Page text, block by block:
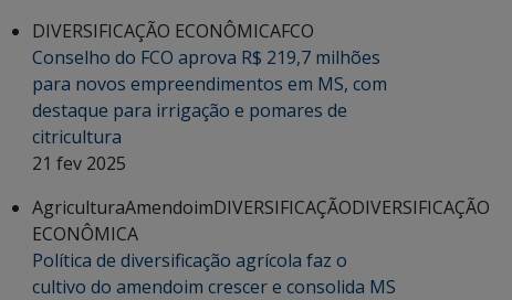
DIVERSIFICAÇÃO ECONÔMICAFCO
Conselho do FCO aprova R$ 219,7 milhões
para novos empreendimentos em MS, com
destaque para irrigação e pomares de
citricultura
21 fev 2025
AgriculturaAmendoimDIVERSIFICAÇÃODIVERSIFICAÇÃO
ECONÔMICA
Política de diversificação agrícola faz o
cultivo do amendoim crescer e consolida MS